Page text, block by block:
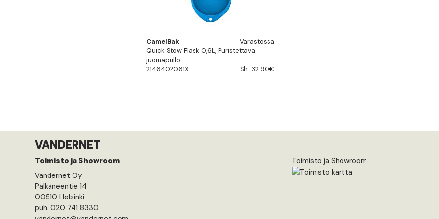
CamelBak
Varastossa
Quick Stow Flask 0,6L, Puristettava
juomapullo
2146402061X
Sh. 32.90€
VANDERNET
Toimisto ja Showroom
Vandernet Oy
Pälkäneentie 14
00510 Helsinki
puh. 020 741 8330
Toimisto ja Showroom